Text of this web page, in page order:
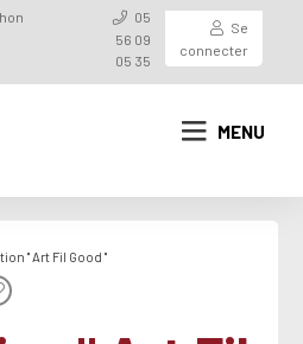
05
56 09
05 35
Se
connecter
MENU
" Art Fil Good "